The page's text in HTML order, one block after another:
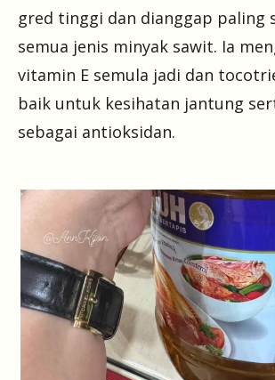
gred tinggi dan dianggap paling
semua jenis minyak sawit. Ia
vitamin E semula jadi dan
baik untuk kesihatan jantung
sebagai antioksidan.